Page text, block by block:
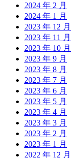
2024 年 2 月
2024 年 1 月
2023 年 12 月
2023 年 11 月
2023 年 10 月
2023 年 9 月
2023 年 8 月
2023 年 7 月
2023 年 6 月
2023 年 5 月
2023 年 4 月
2023 年 3 月
2023 年 2 月
2023 年 1 月
2022 年 12 月